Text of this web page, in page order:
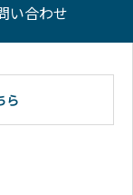
い合わせ
ら